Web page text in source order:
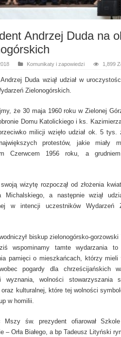
Andrzej Duda na
Komunikaty i zapowiedzi 1,899
Duda wziął udział w
Zielonogórskich.
że 30 maja 1960 roku w Zielonej
Domu Katolickiego i ks.
milicji wzięło udział ok. 5 tys.
protestów, jakie miały
Czerwcem 1956 roku, a
wizytę rozpoczął od złożenia
Michalskiego, a następnie wziął
w intencji uczestników Wydarzeń
biskup zielonogórsko-
wspominamy tamte wydarzania
pamięci o mieszkańcach, którzy mieli
pogardy dla chrześcijańskich
wyznania, wolności stowarzyszania
oraz kulturalnej, które tej wolności
w homilii.
Mszy św. prezydent ofiarował
– Orła Białego, a bp Tadeusz Lityński